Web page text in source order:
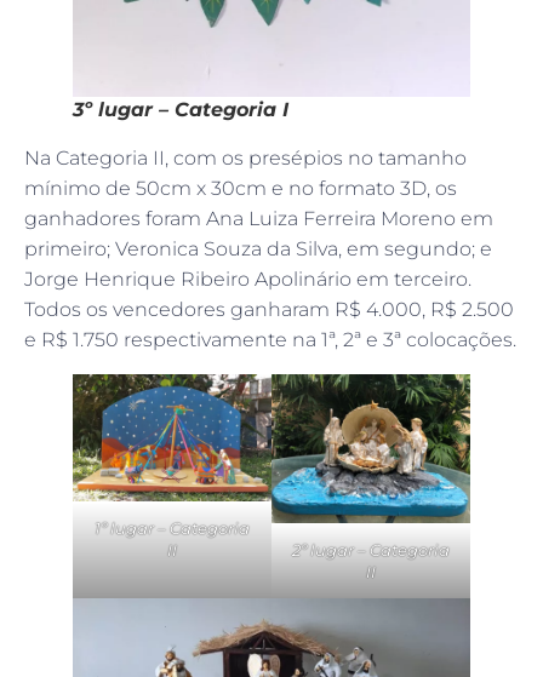
3º lugar – Categoria I
Na Categoria II, com os presépios no tamanho
mínimo de 50cm x 30cm e no formato 3D, os
ganhadores foram Ana Luiza Ferreira Moreno em
primeiro; Veronica Souza da Silva, em segundo; e
Jorge Henrique Ribeiro Apolinário em terceiro.
Todos os vencedores ganharam R$ 4.000, R$ 2.500
e R$ 1.750 respectivamente na 1ª, 2ª e 3ª colocações.
1º lugar – Categoria
II
2º lugar – Categoria
II